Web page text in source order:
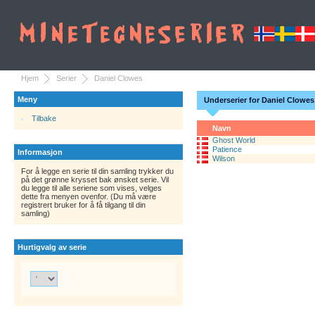
Hjem Serier Daniel Clowes
Meny
Tilbake
Informasjon
For å legge en serie til din samling trykker du
på det grønne krysset bak ønsket serie. Vil
du legge til alle seriene som vises, velges
dette fra menyen ovenfor. (Du må være
registrert bruker for å få tilgang til din
samling)
Hurtigvalg av serie
Underserier for Daniel Clowes
Navn
Ghost World
Patience
Wilson